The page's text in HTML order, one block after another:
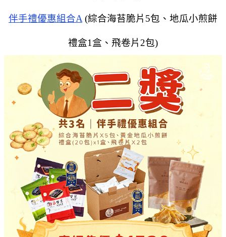
伴手禮優惠組合A (綜合海苔脆片5包、地瓜小煎餅
禮盒1盒、飛卷片2包)